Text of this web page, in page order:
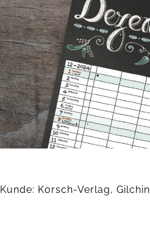
Kunde: Korsch-Verlag,